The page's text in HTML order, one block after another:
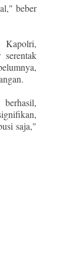
beber
Kapolri,
saja,"